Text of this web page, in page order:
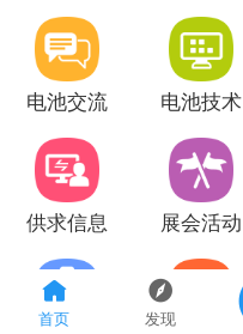
首页 发现
电池交流 电池技术
供求信息 展会活动